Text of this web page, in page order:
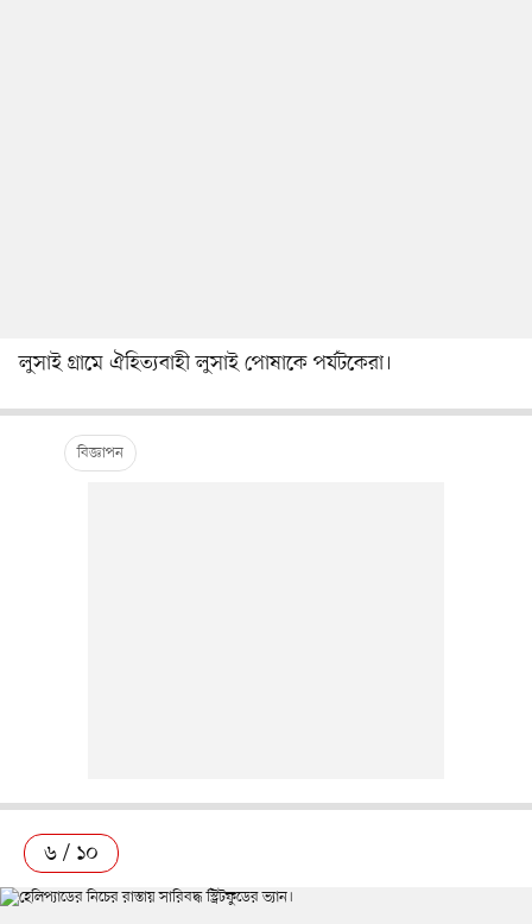
লুসাই গ্রামে ঐহিত্যবাহী লুসাই পোষাকে পর্যটকেরা।
৬ / ১০